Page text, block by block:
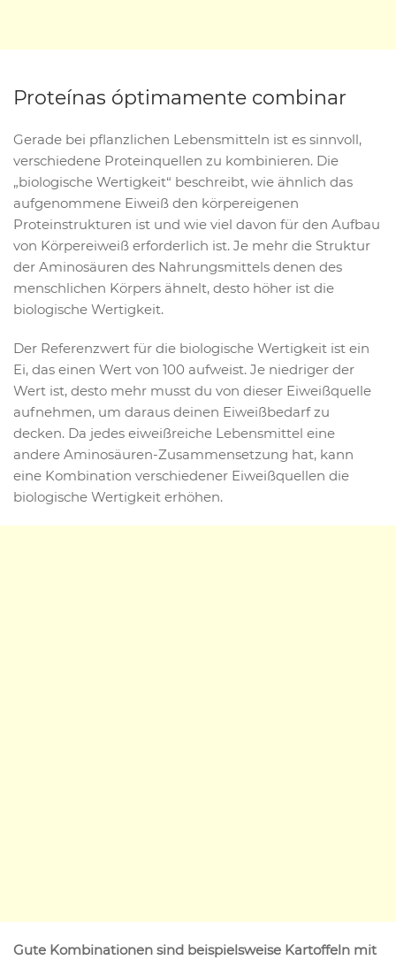
Proteínas óptimamente combinar
Gerade bei pflanzlichen Lebensmitteln ist es sinnvoll,
verschiedene Proteinquellen zu kombinieren. Die
„biologische Wertigkeit“ beschreibt, wie ähnlich das
aufgenommene Eiweiß den körpereigenen
Proteinstrukturen ist und wie viel davon für den Aufbau
von Körpereiweiß erforderlich ist. Je mehr die Struktur
der Aminosäuren des Nahrungsmittels denen des
menschlichen Körpers ähnelt, desto höher ist die
biologische Wertigkeit.
Der Referenzwert für die biologische Wertigkeit ist ein
Ei, das einen Wert von 100 aufweist. Je niedriger der
Wert ist, desto mehr musst du von dieser Eiweißquelle
aufnehmen, um daraus deinen Eiweißbedarf zu
decken. Da jedes eiweißreiche Lebensmittel eine
andere Aminosäuren-Zusammensetzung hat, kann
eine Kombination verschiedener Eiweißquellen die
biologische Wertigkeit erhöhen.
Gute Kombinationen sind beispielsweise Kartoffeln mit